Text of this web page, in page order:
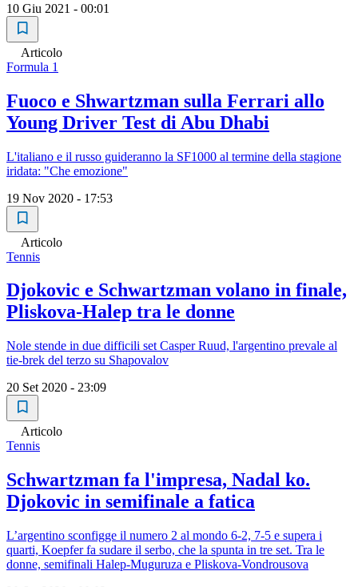
10 Giu 2021 - 00:01
Articolo
Formula 1
Fuoco e Shwartzman sulla Ferrari allo
Young Driver Test di Abu Dhabi
L'italiano e il russo guideranno la SF1000 al termine della stagione
iridata: "Che emozione"
19 Nov 2020 - 17:53
Articolo
Tennis
Djokovic e Schwartzman volano in finale,
Pliskova-Halep tra le donne
Nole stende in due difficili set Casper Ruud, l'argentino prevale al
tie-brek del terzo su Shapovalov
20 Set 2020 - 23:09
Articolo
Tennis
Schwartzman fa l'impresa, Nadal ko.
Djokovic in semifinale a fatica
L’argentino sconfigge il numero 2 al mondo 6-2, 7-5 e supera i
quarti, Koepfer fa sudare il serbo, che la spunta in tre set. Tra le
donne, semifinali Halep-Muguruza e Pliskova-Vondrousova